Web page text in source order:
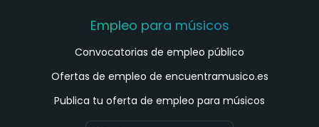
Empleo para músicos
Convocatorias de empleo público
Ofertas de empleo de encuentramusico.es
Publica tu oferta de empleo para músicos